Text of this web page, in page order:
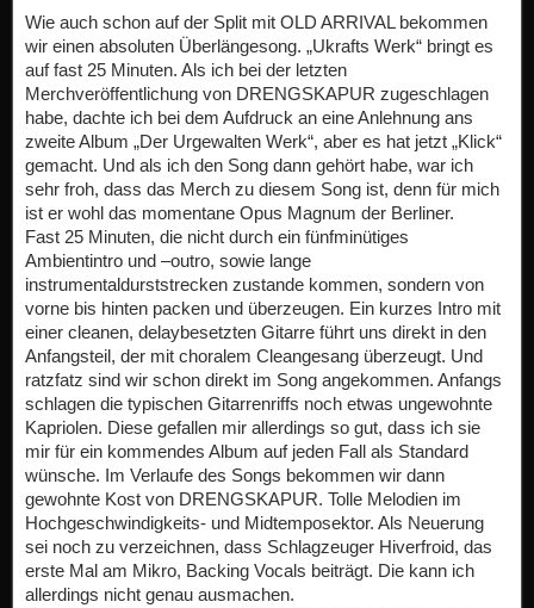
Wie auch schon auf der Split mit OLD ARRIVAL bekommen
wir einen absoluten Überlängesong. „Ukrafts Werk“ bringt es
auf fast 25 Minuten. Als ich bei der letzten
Merchveröffentlichung von DRENGSKAPUR zugeschlagen
habe, dachte ich bei dem Aufdruck an eine Anlehnung ans
zweite Album „Der Urgewalten Werk“, aber es hat jetzt „Klick“
gemacht. Und als ich den Song dann gehört habe, war ich
sehr froh, dass das Merch zu diesem Song ist, denn für mich
ist er wohl das momentane Opus Magnum der Berliner.
Fast 25 Minuten, die nicht durch ein fünfminütiges
Ambientintro und –outro, sowie lange
instrumentaldurststrecken zustande kommen, sondern von
vorne bis hinten packen und überzeugen. Ein kurzes Intro mit
einer cleanen, delaybesetzten Gitarre führt uns direkt in den
Anfangsteil, der mit choralem Cleangesang überzeugt. Und
ratzfatz sind wir schon direkt im Song angekommen. Anfangs
schlagen die typischen Gitarrenriffs noch etwas ungewohnte
Kapriolen. Diese gefallen mir allerdings so gut, dass ich sie
mir für ein kommendes Album auf jeden Fall als Standard
wünsche. Im Verlaufe des Songs bekommen wir dann
gewohnte Kost von DRENGSKAPUR. Tolle Melodien im
Hochgeschwindigkeits- und Midtemposektor. Als Neuerung
sei noch zu verzeichnen, dass Schlagzeuger Hiverfroid, das
erste Mal am Mikro, Backing Vocals beiträgt. Die kann ich
allerdings nicht genau ausmachen.